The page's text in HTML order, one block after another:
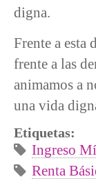
digna.
Frente a esta
frente a las
animamos a
una vida
Etiquetas:
Ingreso
Renta